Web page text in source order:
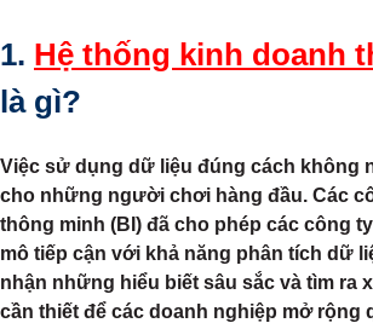
1. Hệ thống kinh doanh
là gì?
Việc sử dụng dữ liệu đúng cách không
cho những người chơi hàng đầu. Các
thông minh (BI) đã cho phép các công
mô tiếp cận với khả năng phân tích dữ
nhận những hiểu biết sâu sắc và tìm ra
cần thiết để các doanh nghiệp mở rộng